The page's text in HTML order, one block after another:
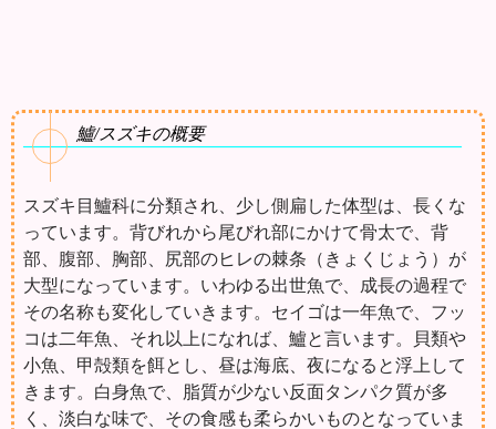
鱸/スズキの概要
スズキ目鱸科に分類され、少し側扁した体型は、長くな
っています。背びれから尾びれ部にかけて骨太で、背
部、腹部、胸部、尻部のヒレの棘条（きょくじょう）が
大型になっています。いわゆる出世魚で、成長の過程で
その名称も変化していきます。セイゴは一年魚で、フッ
コは二年魚、それ以上になれば、鱸と言います。貝類や
小魚、甲殻類を餌とし、昼は海底、夜になると浮上して
きます。白身魚で、脂質が少ない反面タンパク質が多
く、淡白な味で、その食感も柔らかいものとなっていま